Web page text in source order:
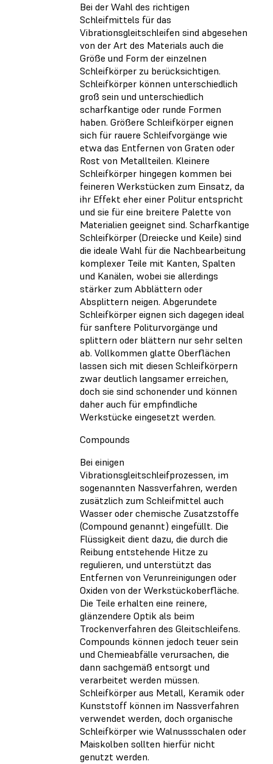
Bei der Wahl des richtigen
Schleifmittels für das
Vibrationsgleitschleifen sind abgesehen
von der Art des Materials auch die
Größe und Form der einzelnen
Schleifkörper zu berücksichtigen.
Schleifkörper können unterschiedlich
groß sein und unterschiedlich
scharfkantige oder runde Formen
haben. Größere Schleifkörper eignen
sich für rauere Schleifvorgänge wie
etwa das Entfernen von Graten oder
Rost von Metallteilen. Kleinere
Schleifkörper hingegen kommen bei
feineren Werkstücken zum Einsatz, da
ihr Effekt eher einer Politur entspricht
und sie für eine breitere Palette von
Materialien geeignet sind. Scharfkantige
Schleifkörper (Dreiecke und Keile) sind
die ideale Wahl für die Nachbearbeitung
komplexer Teile mit Kanten, Spalten
und Kanälen, wobei sie allerdings
stärker zum Abblättern oder
Absplittern neigen. Abgerundete
Schleifkörper eignen sich dagegen ideal
für sanftere Politurvorgänge und
splittern oder blättern nur sehr selten
ab. Vollkommen glatte Oberflächen
lassen sich mit diesen Schleifkörpern
zwar deutlich langsamer erreichen,
doch sie sind schonender und können
daher auch für empfindliche
Werkstücke eingesetzt werden.
Compounds
Bei einigen
Vibrationsgleitschleifprozessen, im
sogenannten Nassverfahren, werden
zusätzlich zum Schleifmittel auch
Wasser oder chemische Zusatzstoffe
(Compound genannt) eingefüllt. Die
Flüssigkeit dient dazu, die durch die
Reibung entstehende Hitze zu
regulieren, und unterstützt das
Entfernen von Verunreinigungen oder
Oxiden von der Werkstückoberfläche.
Die Teile erhalten eine reinere,
glänzendere Optik als beim
Trockenverfahren des Gleitschleifens.
Compounds können jedoch teuer sein
und Chemieabfälle verursachen, die
dann sachgemäß entsorgt und
verarbeitet werden müssen.
Schleifkörper aus Metall, Keramik oder
Kunststoff können im Nassverfahren
verwendet werden, doch organische
Schleifkörper wie Walnussschalen oder
Maiskolben sollten hierfür nicht
genutzt werden.